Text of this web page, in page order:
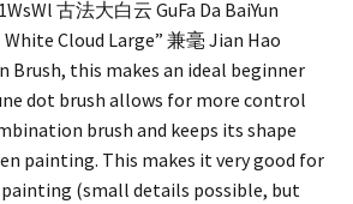
古法大白云 GuFa Da BaiYun
Cloud Large” 兼毫 Jian Hao
Brush, this makes an ideal beginner
dot brush allows for more control
brush and keeps its shape
painting. This makes it very good for
(small details possible, but